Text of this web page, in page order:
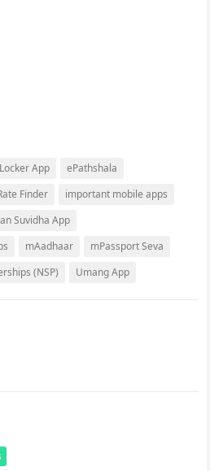
App
ePathshala
Finder
important mobile apps
Suvidha App
mAadhaar
mPassport Seva
(NSP) Umang App